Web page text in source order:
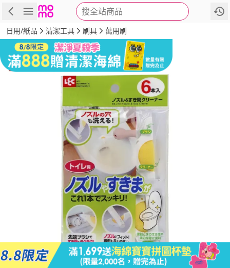
搜全站商品
商品 評價 詳情
日用/紙品 清潔工具 刷具 萬用刷